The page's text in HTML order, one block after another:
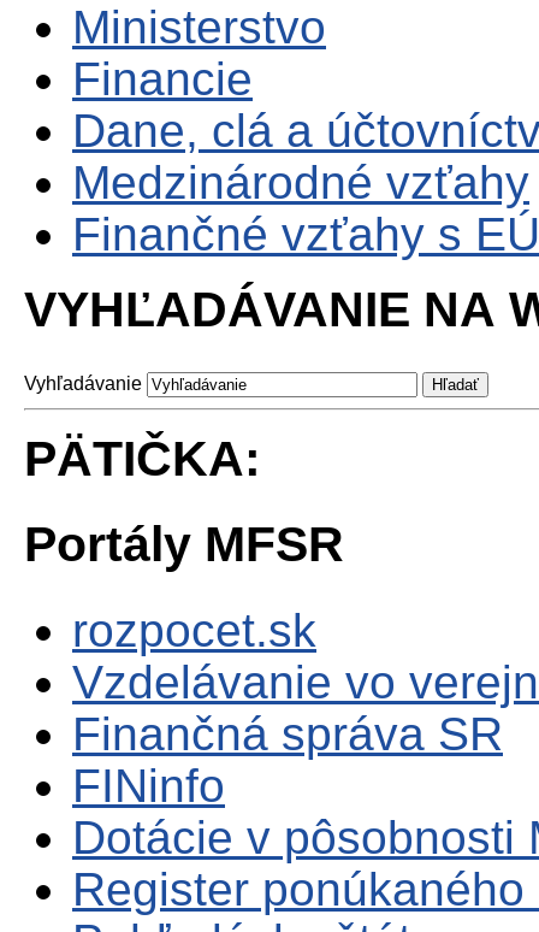
Ministerstvo
Financie
Dane, clá a
Medzinárodné vzťahy
Finančné vzťahy s EÚ
VYHĽADÁVANIE NA
Vyhľadávanie
PÄTIČKA:
Portály MFSR
rozpocet.sk
Vzdelávanie vo
Finančná správa SR
FINinfo
Dotácie v pôsobnosti
Register